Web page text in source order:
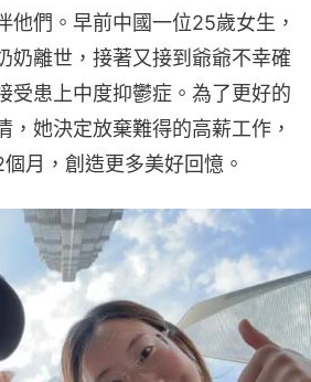
他們。早前中國一位25歲女生，
奶離世，接著又接到爺爺不幸確
受患上中度抑鬱症。為了更好的
，她決定放棄難得的高薪工作，
月，創造更多美好回憶。